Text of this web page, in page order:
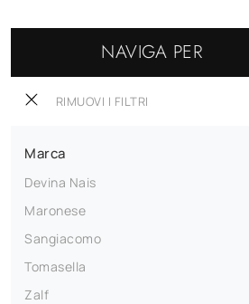
NAVIGA PER
RIMUOVI I FILTRI
Marca
Devina Nais
Maronese
Sangiacomo
Tomasella
Zalf